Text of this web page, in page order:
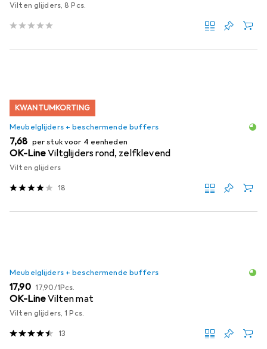
Vilten glijders, 8 Pcs.
KWANTUMKORTING
Meubelglijders + beschermende buffers
EUR
7,68 per stuk voor 4 eenheden
OK-LineViltglijders rond, zelfklevend
Vilten glijders
18
Meubelglijders + beschermende buffers
EUR
17,90 EUR
17,90/1Pcs.
OK-LineVilten mat
Vilten glijders, 1 Pcs.
13